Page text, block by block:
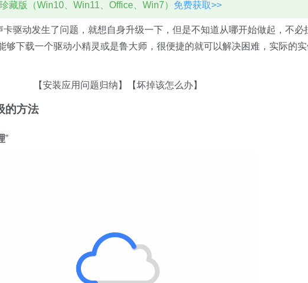
藏版（Win10、Win11、Office、Win7） 免费获取>>
驱动发生了问题，就想自身升级一下，但是不知道从哪开始做起，不必
够下载一个驱动小精灵或是鲁大师，很便捷的就可以解决困难，实际的
【安装应用问题归纳】【坏掉该怎么办】
的方法
”